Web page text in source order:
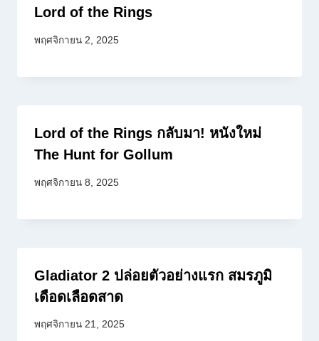
Lord of the Rings
พฤศจิกายน 2, 2025
Lord of the Rings กลับมา! หนังใหม่
The Hunt for Gollum
พฤศจิกายน 8, 2025
Gladiator 2 ปล่อยตัวอย่างแรก สมรภูมิ
เดือดเลือดสาด
พฤศจิกายน 21, 2025